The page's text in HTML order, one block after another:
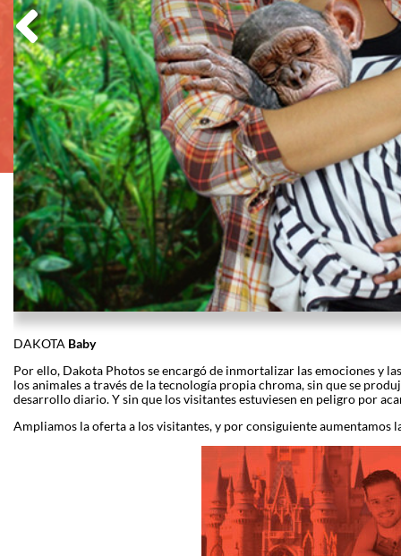
DAKOTA Baby
Por ello, Dakota Photos se encargó de inmortalizar las emociones y
los animales a través de la tecnología propia chroma, sin que se
desarrollo diario. Y sin que los visitantes estuviesen en peligro por
Ampliamos la oferta a los visitantes, y por consiguiente aumentamos